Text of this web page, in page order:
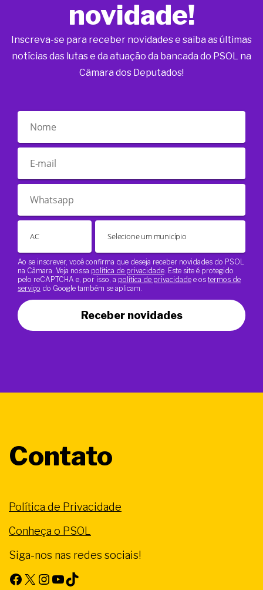
novidade!
Inscreva-se para receber novidades e saiba as últimas
notícias das lutas e da atuação da bancada do PSOL na
Câmara dos Deputados!
Ao se inscrever, você confirma que deseja receber novidades do PSOL
na Câmara. Veja nossa política de privacidade . Este site é protegido
pelo reCAPTCHA e, por isso, a política de privacidade e os termos de
serviço do Google também se aplicam.
Receber novidades
Contato
Política de Privacidade
Conheça o PSOL
Siga-nos nas redes sociais!
Facebook X Instagram Youtube TikTok